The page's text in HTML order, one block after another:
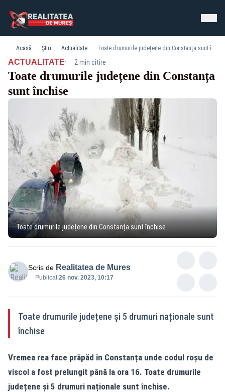
Acasă Știri Actualitate Toate drumurile județene din Constanța sunt închise
ACTUALITATE· 2 min citire
Toate drumurile județene din Constanța
sunt închise
Toate drumurile județene din Constanța sunt închise
Scris de Realitatea de Mures
Publicat:26 nov. 2023, 10:17
Toate drumurile județene și 5 drumuri naționale sunt
închise
Vremea rea face prăpăd în Constanța unde codul roșu de
viscol a fost prelungit până la ora 16. Toate drumurile
județene și 5 drumuri naționale sunt închise.